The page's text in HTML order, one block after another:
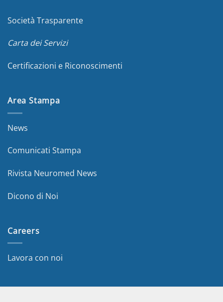
Società Trasparente
Carta dei Servizi
Certificazioni e Riconoscimenti
Area Stampa
News
Comunicati Stampa
Rivista Neuromed News
Dicono di Noi
Careers
Lavora con noi